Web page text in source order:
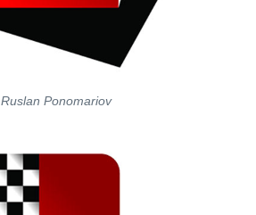
Ruslan Ponomariov